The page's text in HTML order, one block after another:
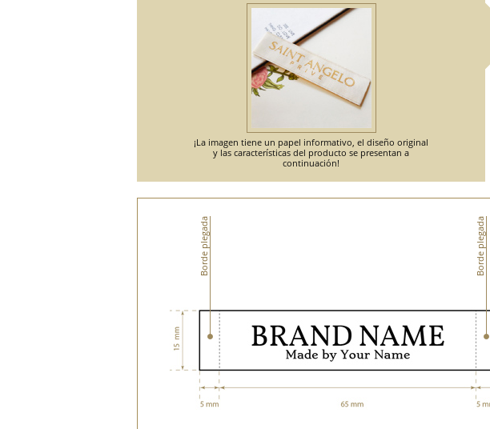
¡La imagen tiene un papel informativo, el diseño original
y las características del producto se presentan a
continuación!
Borde plegada Borde plegada